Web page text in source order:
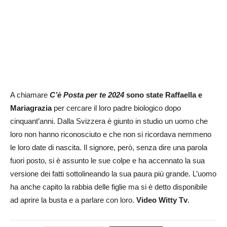
A chiamare C’è Posta per te 2024 sono state Raffaella e
Mariagraziaper cercare il loro padre biologico dopo
cinquant’anni. Dalla Svizzera è giunto in studio un uomo che
loro non hanno riconosciuto e che non si ricordava nemmeno
le loro date di nascita. Il signore, però, senza dire una parola
fuori posto, si è assunto le sue colpe e ha accennato la sua
versione dei fatti sottolineando la sua paura più grande. L’uomo
ha anche capito la rabbia delle figlie ma si è detto disponibile
ad aprire la busta e a parlare con loro. Video Witty Tv.